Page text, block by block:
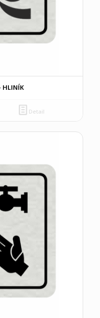
HLINÍK
Detail